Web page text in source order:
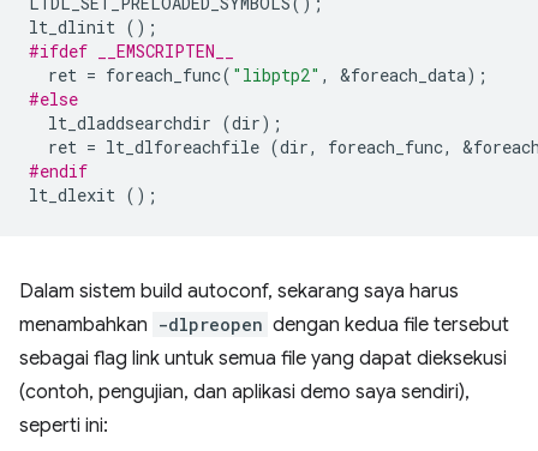
lt_dlinit ();
#ifdef __EMSCRIPTEN__
ret = foreach_func( "libptp2" , &foreach_data);
#else
lt_dladdsearchdir (dir);
ret = lt_dlforeachfile (dir, foreach_func, &
#endif
lt_dlexit ();
Dalam sistem build autoconf, sekarang saya harus
menambahkan -dlpreopen dengan kedua file tersebut
sebagai flag link untuk semua file yang dapat dieksekusi
(contoh, pengujian, dan aplikasi demo saya sendiri),
seperti ini: